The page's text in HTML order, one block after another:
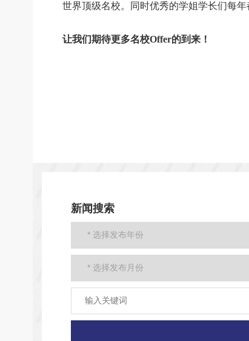
世界顶级名校。同时优秀的学姐学长们每
让我们期待更多名校Offer的到来！
新闻搜索